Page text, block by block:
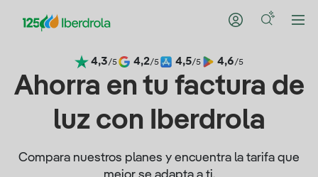
4,3/5 4,2/5 4,5/5 4,6/5
Ahorra en tu factura de
luz con Iberdrola
Compara nuestros planes y encuentra la tarifa que